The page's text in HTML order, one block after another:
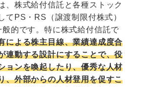
、株式給付信託と各種ストック
てPS・RS（譲渡制限付株式）
的です。特に株式給付信託で
による株主目線、業績達成度合
連動する設計にすることで、役
ョンを喚起したり、優秀な人材
、外部からの人材登用を促すこ